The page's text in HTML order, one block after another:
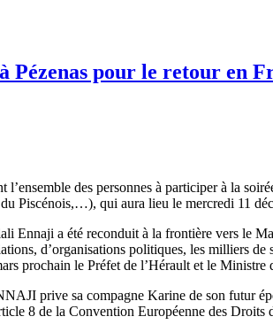
Pézenas pour le retour en
l’ensemble des personnes à participer à la
Piscénois,…), qui aura lieu le mercredi 11
Ennaji a été reconduit à la frontière vers le
d’organisations politiques, les milliers
prochain le Préfet de l’Hérault et le Ministre
prive sa compagne Karine de son futur
8 de la Convention Européenne des Droits